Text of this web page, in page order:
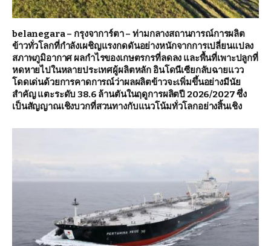
belanegara – กรุงจาการ์ตา – ท่ามกลางสถานการณ์การผลิต
ข้าวทั่วโลกที่กำลังเผชิญแรงกดดันอย่างหนักจากการเปลี่ยนแปลง
สภาพภูมิอากาศ ผลกำไรของเกษตรกรที่ลดลง และพื้นที่เพาะปลูกที่
หดหายไปในหลายประเทศผู้ผลิตหลัก อินโดนีเซียกลับฉายแวว
โดดเด่นด้วยการคาดการณ์ว่าผลผลิตข้าวจะเพิ่มขึ้นอย่างมีนัย
สำคัญ แตะระดับ 38.6 ล้านตันในฤดูการผลิตปี 2026/2027 ซึ่ง
เป็นสัญญาณเชิงบวกที่สวนทางกับแนวโน้มทั่วโลกอย่างสิ้นเชิง